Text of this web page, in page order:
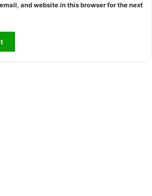
and website in this browser for the next